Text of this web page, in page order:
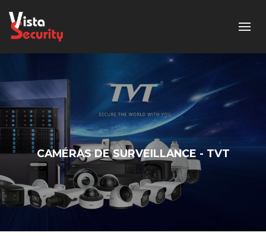
CAMÉRAS DE SURVEILLANCE - TVT